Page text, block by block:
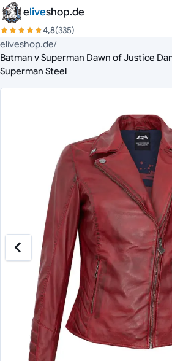
Zum Inhalt springen
eliveshop.de
4,8(335)
eliveshop.de/
Batman v Superman Dawn of Justice
Superman Steel